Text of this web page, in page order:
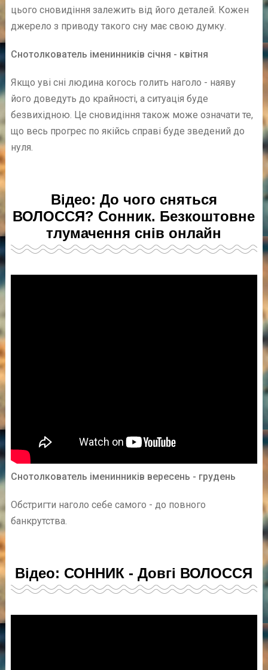
цього сновидіння залежить від його деталей. Кожен
джерело з приводу такого сну має свою думку.
Снотолкователь іменинників січня - квітня
Якщо уві сні людина когось голить наголо - наяву
його доведуть до крайності, а ситуація буде
безвихідною. Це сновидіння також може означати те,
що весь прогрес по якійсь справі буде зведений до
нуля.
Відео: До чого сняться
ВОЛОССЯ? Сонник. Безкоштовне
тлумачення снів онлайн
Снотолкователь іменинників вересень - грудень
Обстригти наголо себе самого - до повного
банкрутства.
Відео: СОННИК - Довгі ВОЛОССЯ